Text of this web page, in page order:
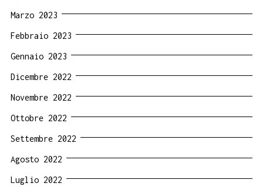
Marzo 2023
Febbraio 2023
Gennaio 2023
Dicembre 2022
Novembre 2022
Ottobre 2022
Settembre 2022
Agosto 2022
Luglio 2022